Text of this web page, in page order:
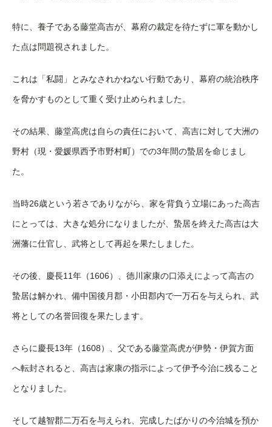
特に、養子である藤堂高吉が、幕府の裁定を待たずに軍を動かし
た点は問題視されました。
これは「私闘」とみなされかねない行動であり、幕府の統治秩序
を脅かすものとして重く受け止められました。
その結果、藤堂高虎は自らの責任において、高吉に対して大洲の
野村（現・愛媛県西予市野村町）での3年間の蟄居を命じまし
た。
当時26歳という若さでありながら、家を背負う立場にあった高吉
にとっては、大きな処分になりましたが、蟄居を終えた高吉は大
洲藩に仕官し、武将として再起を果たしました。
その後、慶長11年（1606）、徳川家康の口添えによって高吉の
蟄居は解かれ、備中国後月郡・小田郡内で一万石を与えられ、武
将としての名誉回復を果たします。
さらに慶長13年（1608）、父である藤堂高虎が伊勢・伊賀方面
へ転封されると、高吉は家康の指示によって伊予今治に残ること
となりました。
そして越智郡二万石を与えられ、完成したばかりの今治城を預か